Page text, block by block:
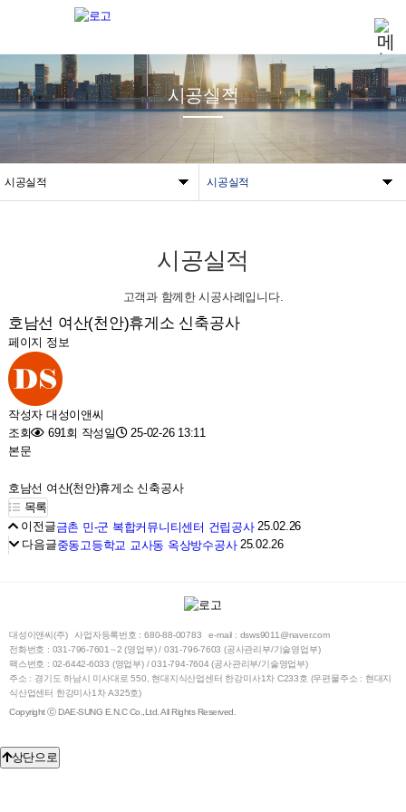
시공실적 시공실적
시공실적
시공실적
고객과 함께한 시공사례입니다.
호남선 여산(천안)휴게소 신축공사
페이지 정보
작성자 대성이앤씨
조회
691회 작성일
25-02-26 13:11
본문
호남선 여산(천안)휴게소 신축공사
목록
이전글금촌 민-군 복합커뮤니티센터 건립공사 25.02.26
다음글중동고등학교 교사동 옥상방수공사 25.02.26
대성이앤씨(주) 사업자등록번호 : 680-88-00783
e-mail : dsws9011@naver.com
전화번호 : 031-796-7601∼2 (영업부) / 031-796-7603 (공사관리부/기술영업부)
팩스번호 : 02-6442-6033 (영업부) / 031-794-7604 (공사관리부/기술영업부)
주소 : 경기도 하남시 미사대로 550, 현대지식산업센터 한강미사1차 C233호 (우편물주소 : 현대지
식산업센터 한강미사1차 A325호)
Copyright ⓒ DAE-SUNG E.N.C Co.,Ltd. All Rights Reserved.
상단으로